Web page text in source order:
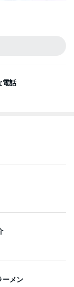
電話
ーメン